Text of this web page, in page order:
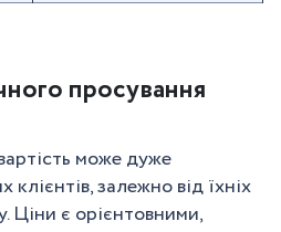
просування
може дуже
клієнтів, залежно від їхніх
Ціни є орієнтовними,